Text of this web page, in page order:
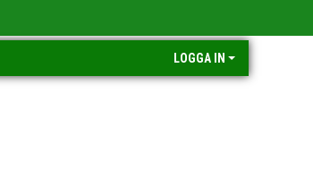
LOGGA IN